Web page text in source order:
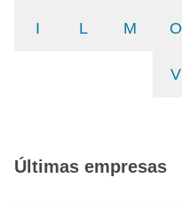
I L M O
V
Últimas empresas